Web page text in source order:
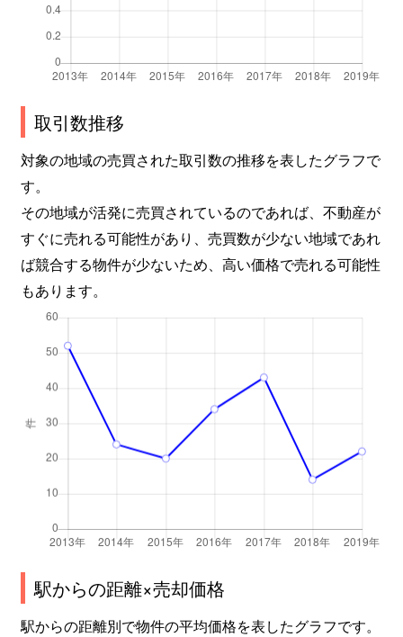
取引数推移
対象の地域の売買された取引数の推移を表したグラフで
す。
その地域が活発に売買されているのであれば、不動産が
すぐに売れる可能性があり、売買数が少ない地域であれ
ば競合する物件が少ないため、高い価格で売れる可能性
もあります。
駅からの距離×売却価格
駅からの距離別で物件の平均価格を表したグラフです。